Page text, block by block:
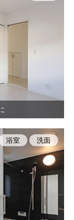
浴室 洗面